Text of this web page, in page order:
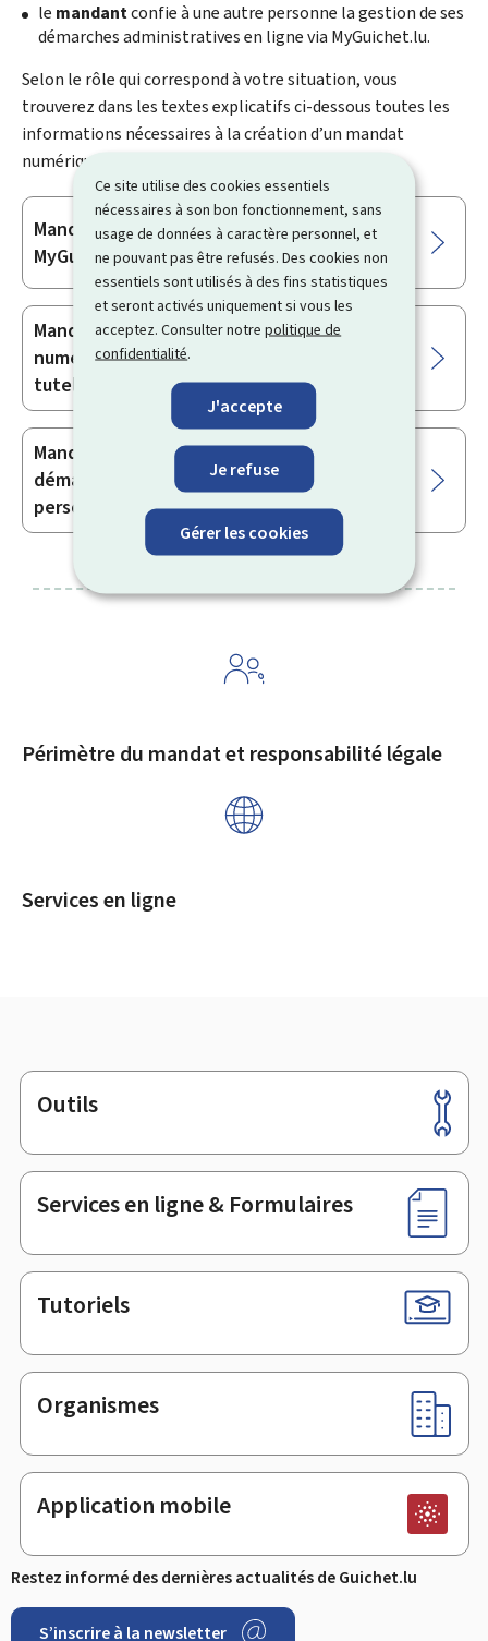
Ce site utilise des cookies essentiels
nécessaires à son bon fonctionnement, sans
usage de données à caractère personnel, et
ne pouvant pas être refusés. Des cookies non
essentiels sont utilisés à des fins statistiques
et seront activés uniquement si vous les
acceptez. Consulter notrepolitique de
confidentialité.
J'accepte
Je refuse
Gérer les cookies
le mandantconfie à une autre personne la gestion de ses
démarches administratives en ligne via MyGuichet.lu.
Selon le rôle qui correspond à votre situation, vous
trouverez dans les textes explicatifs ci-dessous toutes les
informations nécessaires à la création d’un mandat
numérique :
Sous-
rubriques
Mandataire : gestion des démarches
MyGuichet.lu au nom d’une autre personne
Mandataire tuteur : création d’un mandat
numérique pour une personne placée sous
tutelle au Luxembourg
Mandant : délégation de la gestion des
démarches MyGuichet.lu à une autre
personne
Périmètre du mandat et responsabilité légale
Services en ligne
Pied
de
page
Outils
Services en ligne & Formulaires
Tutoriels
Organismes
Application mobile
Restez informé des dernières actualités de Guichet.lu
S’inscrire à la newsletter